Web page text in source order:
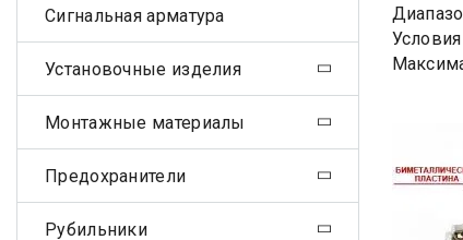
Сигнальная арматура
Установочные изделия
Монтажные материалы
Предохранители
Рубильники